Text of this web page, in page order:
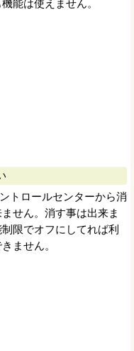
能は使えません。
トロールセンターから消
せん。消す事は出来ま
限でオフにしてれば利
ません。